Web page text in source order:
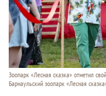
Зоопарк «Лесная сказка» отметил
Барнаульский зоопарк «Лесная